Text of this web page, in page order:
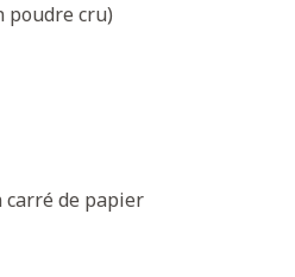
poudre cru)
carré de papier